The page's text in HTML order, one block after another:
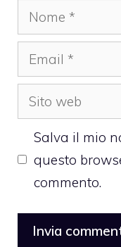
Nome
Email
Sito
web
Salva il mio
questo
commento.